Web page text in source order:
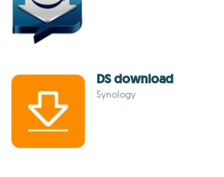
DS download
Synology